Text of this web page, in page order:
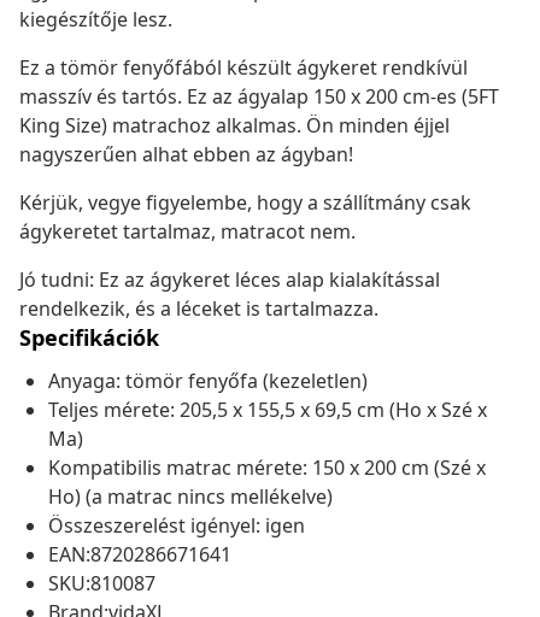
kiegészítője lesz.
Ez a tömör fenyőfából készült ágykeret rendkívül
masszív és tartós. Ez az ágyalap 150 x 200 cm-es (5FT
King Size) matrachoz alkalmas. Ön minden éjjel
nagyszerűen alhat ebben az ágyban!
Kérjük, vegye figyelembe, hogy a szállítmány csak
ágykeretet tartalmaz, matracot nem.
Jó tudni: Ez az ágykeret léces alap kialakítással
rendelkezik, és a léceket is tartalmazza.
Specifikációk
Anyaga: tömör fenyőfa (kezeletlen)
Teljes mérete: 205,5 x 155,5 x 69,5 cm (Ho x Szé x
Ma)
Kompatibilis matrac mérete: 150 x 200 cm (Szé x
Ho) (a matrac nincs mellékelve)
Összeszerelést igényel: igen
EAN:8720286671641
SKU:810087